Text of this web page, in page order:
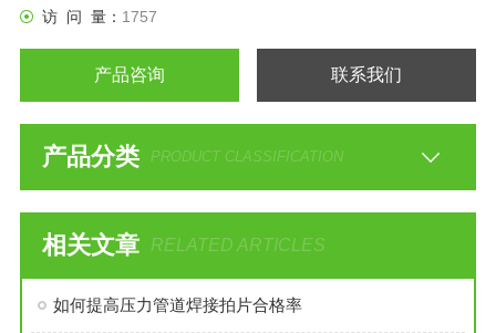
访 问 量： 1757
产品咨询 联系我们
产品分类 PRODUCT CLASSIFICATION
相关文章 RELATED ARTICLES
如何提高压力管道焊接拍片合格率